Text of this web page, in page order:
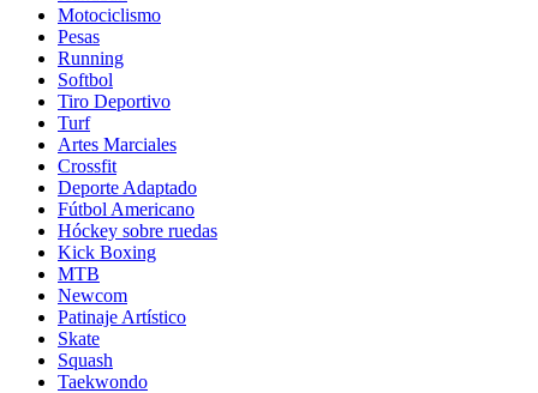
Motociclismo
Pesas
Running
Softbol
Tiro Deportivo
Turf
Artes Marciales
Crossfit
Deporte Adaptado
Fútbol Americano
Hóckey sobre ruedas
Kick Boxing
MTB
Newcom
Patinaje Artístico
Skate
Squash
Taekwondo